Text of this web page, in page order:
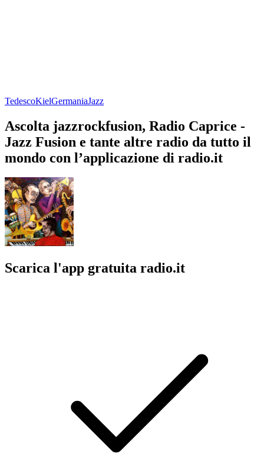
TedescoKielGermaniaJazz
Ascolta jazzrockfusion, Radio Caprice -
Jazz Fusion e tante altre radio da tutto il
mondo con l’applicazione di radio.it
Scarica l'app gratuita radio.it